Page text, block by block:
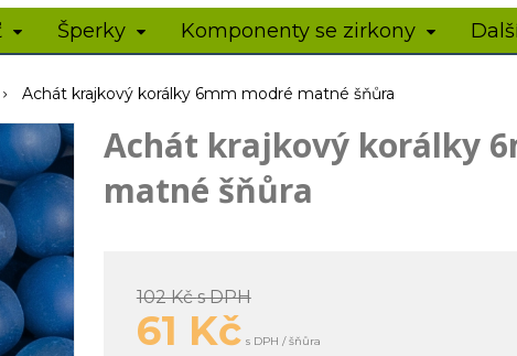
Šperky Komponenty se zirkony
Achát krajkový korálky 6mm modré matné šňůra
Achát krajkový korálky
matné šňůra
102 Kčs DPH
61 Kč s DPH / šňůra